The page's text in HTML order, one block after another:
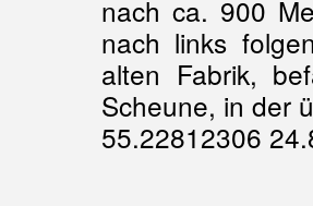
nach ca. 900
nach links
alten Fabrik,
Scheune, in der
55.22812306